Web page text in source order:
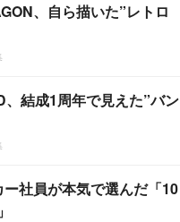
、自ら描いた”レトロ
結成1周年で見えた”バン
社員が本気で選んだ「10